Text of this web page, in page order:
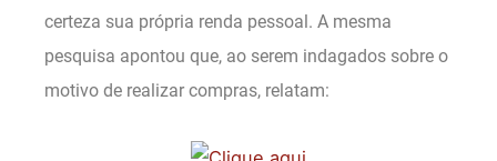
certeza sua própria renda pessoal. A mesma
pesquisa apontou que, ao serem indagados sobre o
motivo de realizar compras, relatam: